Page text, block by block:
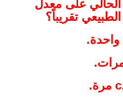
الحالي على معدل
تقريباً؟